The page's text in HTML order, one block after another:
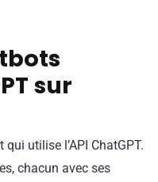
sur
utilise l’API ChatGPT.
chacun avec ses